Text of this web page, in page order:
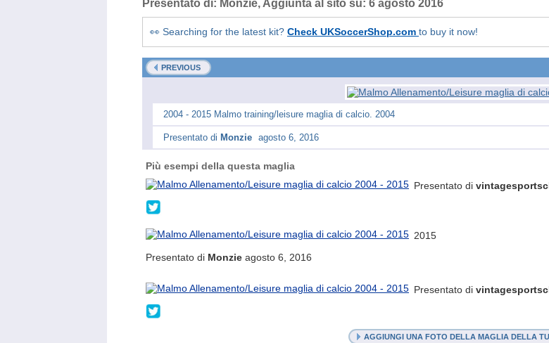
Presentato di: Monzie, Aggiunta al sito su: 6 agosto 2016
👀 Searching for the latest kit? Check UKSoccerShop.com to buy it now!
PREVIOUS
2004 - 2015 Malmo training/leisure maglia di calcio. 2004
Presentato di Monzie agosto 6, 2016
Più esempi della questa maglia
Presentato di
2015
Presentato di Monzie agosto 6, 2016
Presentato di
AGGIUNGI UNA FOTO DELLA MAGLIA DELLA